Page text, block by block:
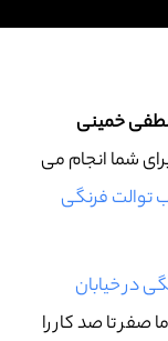
خمینی
شما انجام می
توالت فرنگی
در خیابان
صفر تا صد کار را